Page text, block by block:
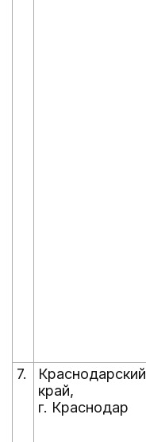
7.
Краснодарский
край,
г. Краснодар